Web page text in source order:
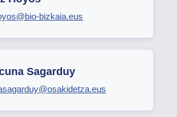
bizkaia.eus
Sagarduy